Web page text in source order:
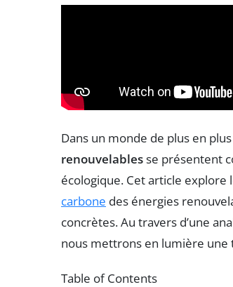
Dans un monde de plus en
renouvelablesse présentent
écologique. Cet article
carbone des énergies
concrètes. Au travers d’une
nous mettrons en lumière une
Table of Contents